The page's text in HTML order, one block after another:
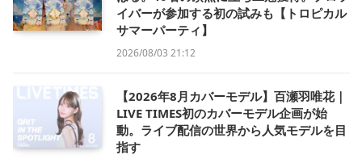
イバーが参加する初の試みも【トロピカル
サマーパーティ】
2026/08/03 21:12
【2026年8月カバーモデル】百瀬羽唯花｜
LIVE TIMES初のカバーモデル企画が始
動。ライブ配信の世界から人気モデルを目
指す